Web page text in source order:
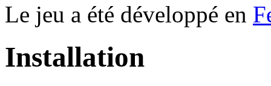
Le jeu a été développé en
Installation